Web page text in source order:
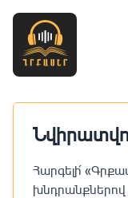
Հարգելի՛
խնդրանքներով